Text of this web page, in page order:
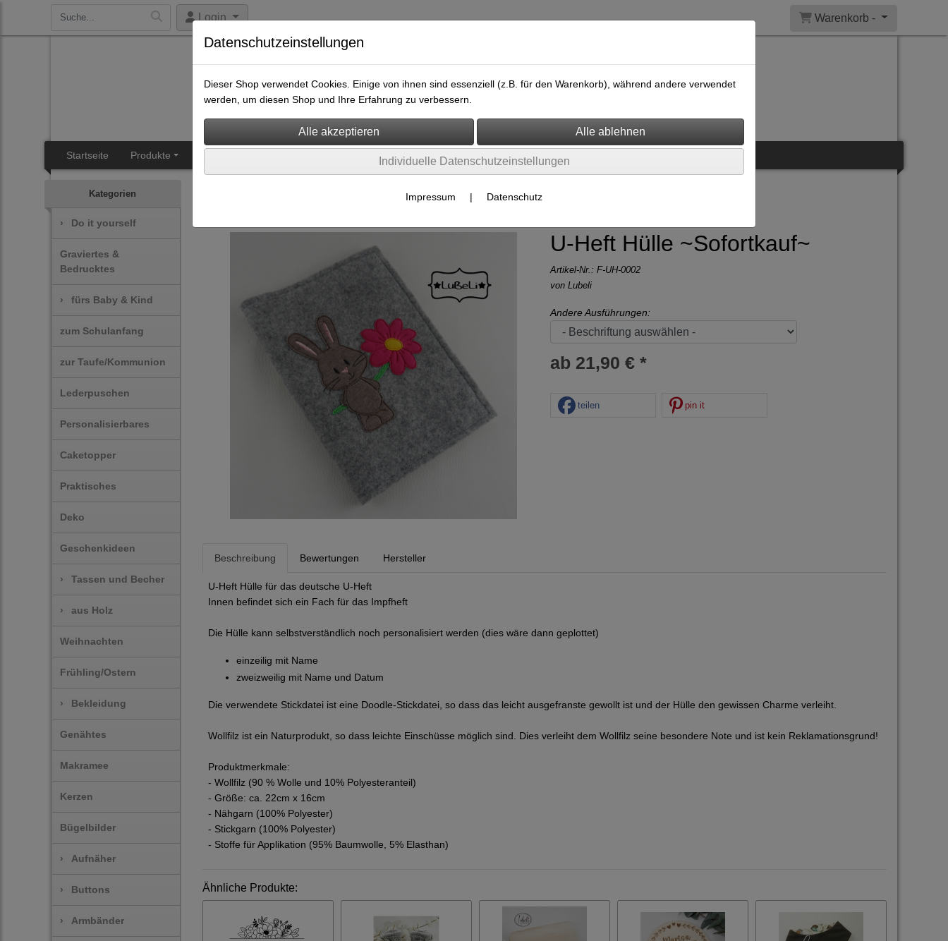
Login Warenkorb -
Startseite Produkte Kontakt
Kategorien
› Do it yourself
Graviertes &
Bedrucktes
› fürs Baby & Kind
zum Schulanfang
zur Taufe/Kommunion
Lederpuschen
Personalisierbares
Caketopper
Praktisches
Deko
Geschenkideen
› Tassen und Becher
› aus Holz
Weihnachten
Frühling/Ostern
› Bekleidung
Genähtes
Makramee
Kerzen
Bügelbilder
› Aufnäher
› Buttons
› Armbänder
U-Heft Hülle ~Sofortkauf~
Artikel-Nr.: F-UH-0002
von Lubeli
Andere Ausführungen:
ab 21,90 € *
teilen pin it
Beschreibung Bewertungen Hersteller
U-Heft Hülle für das deutsche U-Heft
Innen befindet sich ein Fach für das Impfheft
Die Hülle kann selbstverständlich noch personalisiert werden (dies wäre dann geplottet)
einzeilig mit Name
zweizweilig mit Name und Datum
Die verwendete Stickdatei ist eine Doodle-Stickdatei, so dass das leicht ausgefranste gewollt ist und der Hülle den gewissen Charme verleiht.
Wollfilz ist ein Naturprodukt, so dass leichte Einschüsse möglich sind. Dies verleiht dem Wollfilz seine besondere Note und ist kein Reklamationsgrund!
Produktmerkmale:
- Wollfilz (90 % Wolle und 10% Polyesteranteil)
- Größe: ca. 22cm x 16cm
- Nähgarn (100% Polyester)
- Stickgarn (100% Polyester)
- Stoffe für Applikation (95% Baumwolle, 5% Elasthan)
Ähnliche Produkte:
Datenschutzeinstellungen
Dieser Shop verwendet Cookies. Einige von ihnen sind essenziell (z.B. für den Warenkorb), während andere verwendet
werden, um diesen Shop und Ihre Erfahrung zu verbessern.
Individuelle Datenschutzeinstellungen
Impressum | Datenschutz